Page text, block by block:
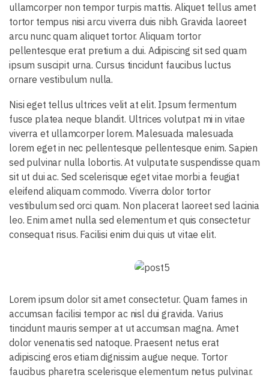
ullamcorper non tempor turpis mattis. Aliquet tellus amet
tortor tempus nisi arcu viverra duis nibh. Gravida laoreet
arcu nunc quam aliquet tortor. Aliquam tortor
pellentesque erat pretium a dui. Adipiscing sit sed quam
ipsum suscipit urna. Cursus tincidunt faucibus luctus
ornare vestibulum nulla.
Nisi eget tellus ultrices velit at elit. Ipsum fermentum
fusce platea neque blandit. Ultrices volutpat mi in vitae
viverra et ullamcorper lorem. Malesuada malesuada
lorem eget in nec pellentesque pellentesque enim. Sapien
sed pulvinar nulla lobortis. At vulputate suspendisse quam
sit ut dui ac. Sed scelerisque eget vitae morbi a feugiat
eleifend aliquam commodo. Viverra dolor tortor
vestibulum sed orci quam. Non placerat laoreet sed lacinia
leo. Enim amet nulla sed elementum et quis consectetur
consequat risus. Facilisi enim dui quis ut vitae elit.
Lorem ipsum dolor sit amet consectetur. Quam fames in
accumsan facilisi tempor ac nisl dui gravida. Varius
tincidunt mauris semper at ut accumsan magna. Amet
dolor venenatis sed natoque. Praesent netus erat
adipiscing eros etiam dignissim augue neque. Tortor
faucibus pharetra scelerisque elementum netus pulvinar.